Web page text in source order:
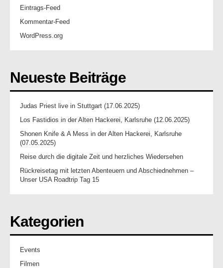
Eintrags-Feed
Kommentar-Feed
WordPress.org
Neueste Beiträge
Judas Priest live in Stuttgart (17.06.2025)
Los Fastidios in der Alten Hackerei, Karlsruhe (12.06.2025)
Shonen Knife & A Mess in der Alten Hackerei, Karlsruhe
(07.05.2025)
Reise durch die digitale Zeit und herzliches Wiedersehen
Rückreisetag mit letzten Abenteuern und Abschiednehmen –
Unser USA Roadtrip Tag 15
Kategorien
Events
Filmen